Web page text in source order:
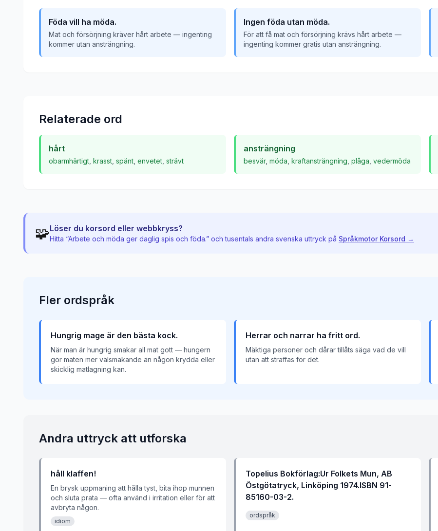
Föda vill ha möda.
Mat och försörjning kräver hårt arbete — ingenting
kommer utan ansträngning.
Ingen föda utan möda.
För att få mat och försörjning krävs hårt arbete —
ingenting kommer gratis utan ansträngning.
Relaterade ord
hårt
obarmhärtigt krasst spänt envetet strävt
ansträngning
besvär, möda kraftansträngning plåga vedermöda
🧩Löser du korsord eller webbkryss?
Hitta “Arbete och möda ger daglig spis och föda.” och tusentals andra svenska uttryck på Språkmotor Korsord →
Fler ordspråk
Hungrig mage är den bästa kock.
När man är hungrig smakar all mat gott — hungern
gör maten mer välsmakande än någon krydda eller
skicklig matlagning kan.
Herrar och narrar ha fritt ord.
Mäktiga personer och dårar tillåts säga vad de vill
utan att straffas för det.
Andra uttryck att utforska
håll klaffen!
En brysk uppmaning att hålla tyst, bita ihop munnen
och sluta prata — ofta använd i irritation eller för att
avbryta någon.
idiom
Topelius Bokförlag:Ur Folkets Mun, AB
Östgötatryck, Linköping 1974.ISBN 91-
85160-03-2.
ordspråk